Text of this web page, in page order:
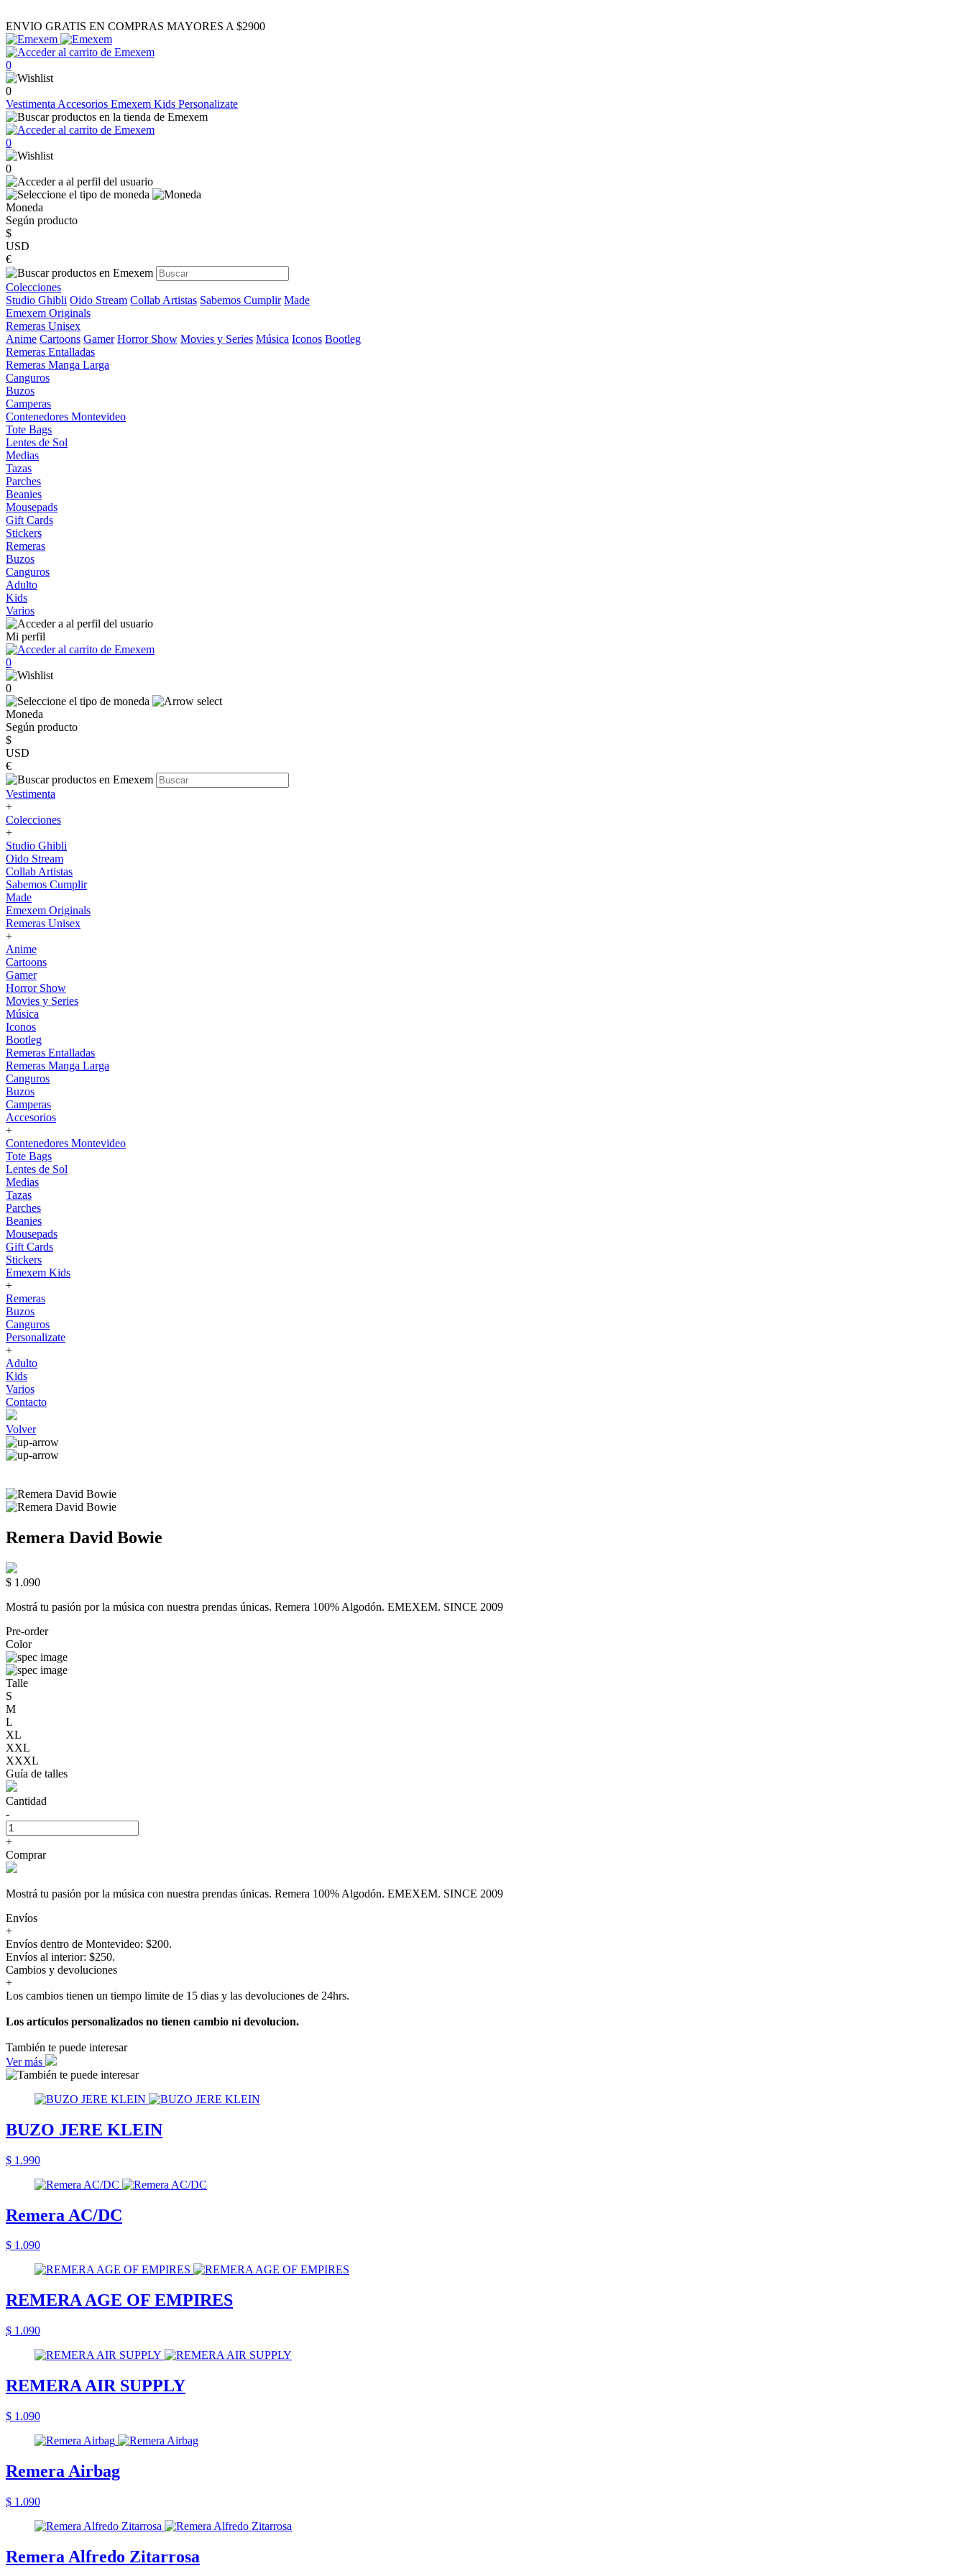
ENVIO GRATIS EN COMPRAS MAYORES A $2900
0
0
Vestimenta Accesorios Emexem Kids Personalizate
0
0
Moneda
Según producto
$
USD
€
Colecciones
Studio Ghibli Oido Stream Collab Artistas Sabemos Cumplir Made
Emexem Originals
Remeras Unisex
Anime Cartoons Gamer Horror Show Movies y Series Música Iconos Bootleg
Remeras Entalladas
Remeras Manga Larga
Canguros
Buzos
Camperas
Contenedores Montevideo
Tote Bags
Lentes de Sol
Medias
Tazas
Parches
Beanies
Mousepads
Gift Cards
Stickers
Remeras
Buzos
Canguros
Adulto
Kids
Varios
Mi perfil
0
0
Moneda
Según producto
$
USD
€
Vestimenta
+
Colecciones
+
Studio Ghibli
Oido Stream
Collab Artistas
Sabemos Cumplir
Made
Emexem Originals
Remeras Unisex
+
Anime
Cartoons
Gamer
Horror Show
Movies y Series
Música
Iconos
Bootleg
Remeras Entalladas
Remeras Manga Larga
Canguros
Buzos
Camperas
Accesorios
+
Contenedores Montevideo
Tote Bags
Lentes de Sol
Medias
Tazas
Parches
Beanies
Mousepads
Gift Cards
Stickers
Emexem Kids
+
Remeras
Buzos
Canguros
Personalizate
+
Adulto
Kids
Varios
Contacto
Volver
Remera David Bowie
$ 1.090
Mostrá tu pasión por la música con nuestra prendas únicas. Remera 100% Algodón. EMEXEM. SINCE 2009
Pre-order
Color
Talle
S
M
L
XL
XXL
XXXL
Guía de talles
Cantidad
-
+
Comprar
Mostrá tu pasión por la música con nuestra prendas únicas. Remera 100% Algodón. EMEXEM. SINCE 2009
Envíos
+
Envíos dentro de Montevideo: $200.
Envíos al interior: $250.
Cambios y devoluciones
+
Los cambios tienen un tiempo limite de 15 dias y las devoluciones de 24hrs.
Los artículos personalizados no tienen cambio ni devolucion.
También te puede interesar
Ver más
BUZO JERE KLEIN
$ 1.990
Remera AC/DC
$ 1.090
REMERA AGE OF EMPIRES
$ 1.090
REMERA AIR SUPPLY
$ 1.090
Remera Airbag
$ 1.090
Remera Alfredo Zitarrosa